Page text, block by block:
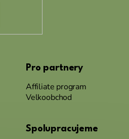
Pro partnery
Affiliate program
Velkoobchod
Spolupracujeme